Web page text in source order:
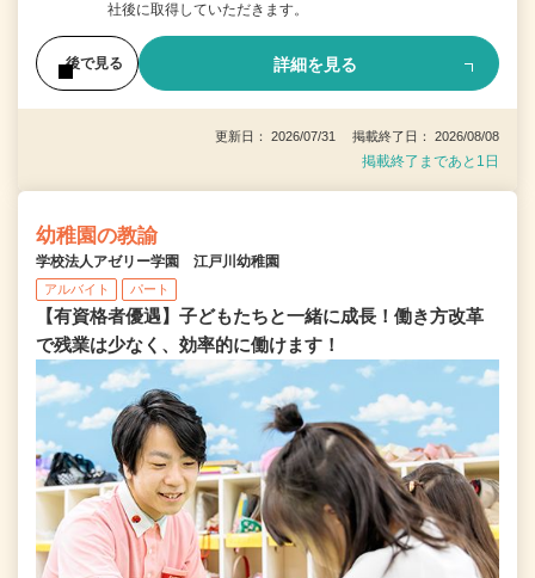
社後に取得していただきます。
後で見る 詳細を見る
更新日： 2026/07/31 掲載終了日： 2026/08/08
掲載終了まであと1日
幼稚園の教諭
学校法人アゼリー学園 江戸川幼稚園
アルバイト パート
【有資格者優遇】子どもたちと一緒に成長！働き方改革
で残業は少なく、効率的に働けます！